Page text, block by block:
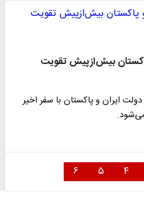
بیش‌ازپیش تقویت
ایران و پاکستان با سفر اخیر
۴ ۵ ۶